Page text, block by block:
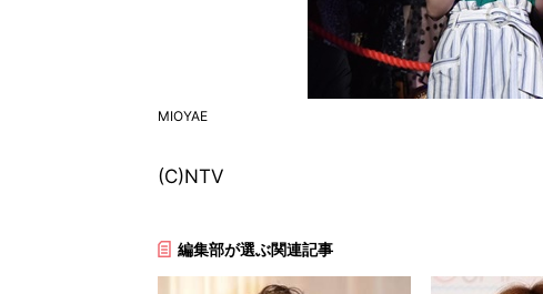
MIOYAE
(C)NTV
編集部が選ぶ関連記事